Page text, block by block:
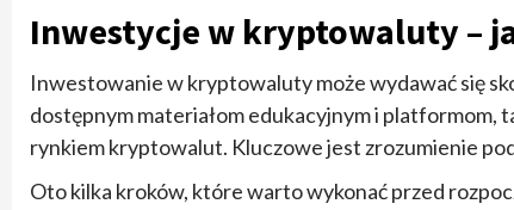
Inwestycje w kryptowaluty –
Inwestowanie w kryptowaluty może wydawać się
dostępnym materiałom edukacyjnym i platformom,
rynkiem kryptowalut. Kluczowe jest zrozumienie
Oto kilka kroków, które warto wykonać przed